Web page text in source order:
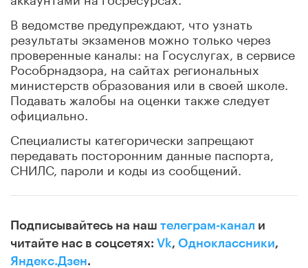
В ведомстве предупреждают, что узнать
результаты экзаменов можно только через
проверенные каналы: на Госуслугах, в сервисе
Рособрнадзора, на сайтах региональных
министерств образования или в своей школе.
Подавать жалобы на оценки также следует
официально.
Специалисты категорически запрещают
передавать посторонним данные паспорта,
СНИЛС, пароли и коды из сообщений.
Подписывайтесь на наш телеграм-канал и
читайте нас в соцсетях: Vk, Одноклассники,
Яндекс.Дзен.